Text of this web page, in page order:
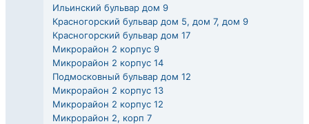
Ильинский бульвар дом 9
Красногорский бульвар дом 5, дом 7, дом 9
Красногорский бульвар дом 17
Микрорайон 2 корпус 9
Микрорайон 2 корпус 14
Подмосковный бульвар дом 12
Микрорайон 2 корпус 13
Микрорайон 2 корпус 12
Микрорайон 2, корп 7